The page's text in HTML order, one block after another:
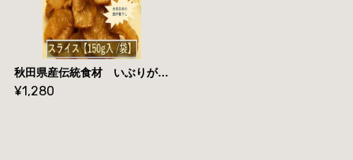
秋田県産伝統食材 いぶりがっこ（スライス）/１５０ｇ入り/袋 送料無料
¥1,280